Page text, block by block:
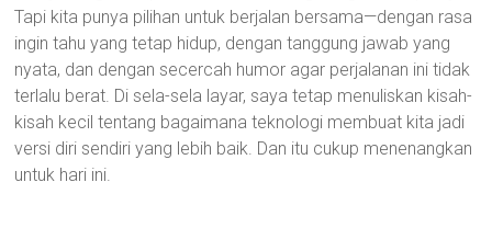
Tapi kita punya pilihan untuk berjalan bersama—dengan rasa
ingin tahu yang tetap hidup, dengan tanggung jawab yang
nyata, dan dengan secercah humor agar perjalanan ini tidak
terlalu berat. Di sela-sela layar, saya tetap menuliskan kisah-
kisah kecil tentang bagaimana teknologi membuat kita jadi
versi diri sendiri yang lebih baik. Dan itu cukup menenangkan
untuk hari ini.